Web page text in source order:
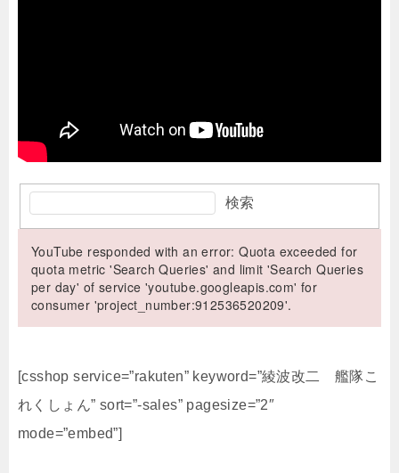
検索
YouTube responded with an error: Quota exceeded for
quota metric 'Search Queries' and limit 'Search Queries
per day' of service 'youtube.googleapis.com' for
consumer 'project_number:912536520209'.
[csshop service=”rakuten” keyword=”綾波改二 艦隊こ
れくしょん” sort=”-sales” pagesize=”2″
mode=”embed”]